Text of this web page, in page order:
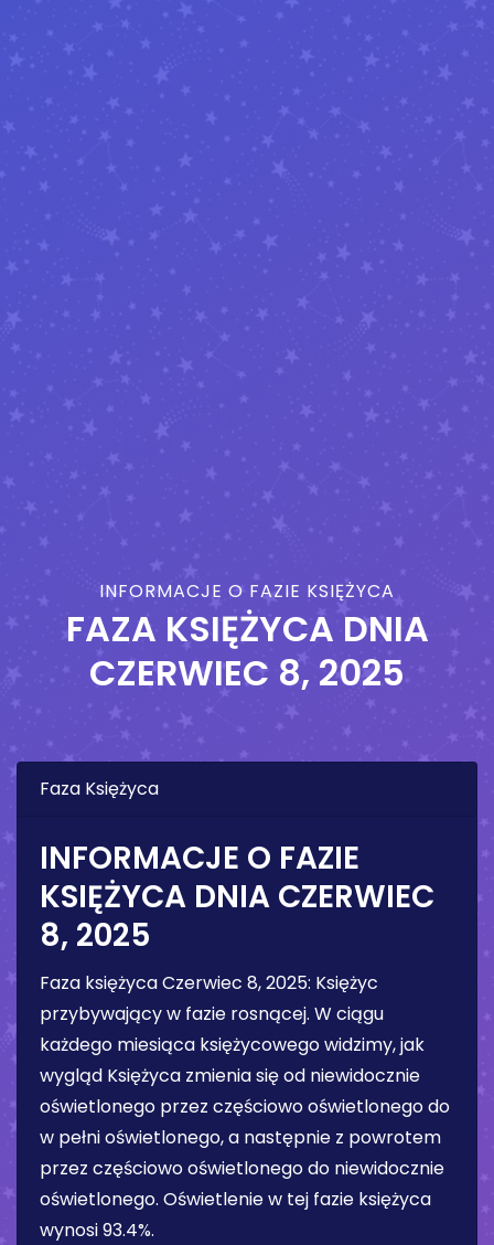
INFORMACJE O FAZIE KSIĘŻYCA
FAZA KSIĘŻYCA DNIA
CZERWIEC 8, 2025
Faza Księżyca
INFORMACJE O FAZIE
KSIĘŻYCA DNIA CZERWIEC
8, 2025
Faza księżycaCzerwiec 8, 2025: Księżyc
przybywający w fazie rosnącej. W ciągu
każdego miesiąca księżycowego widzimy, jak
wygląd Księżyca zmienia się od niewidocznie
oświetlonego przez częściowo oświetlonego do
w pełni oświetlonego, a następnie z powrotem
przez częściowo oświetlonego do niewidocznie
oświetlonego. Oświetlenie w tej fazie księżyca
wynosi93.4%.